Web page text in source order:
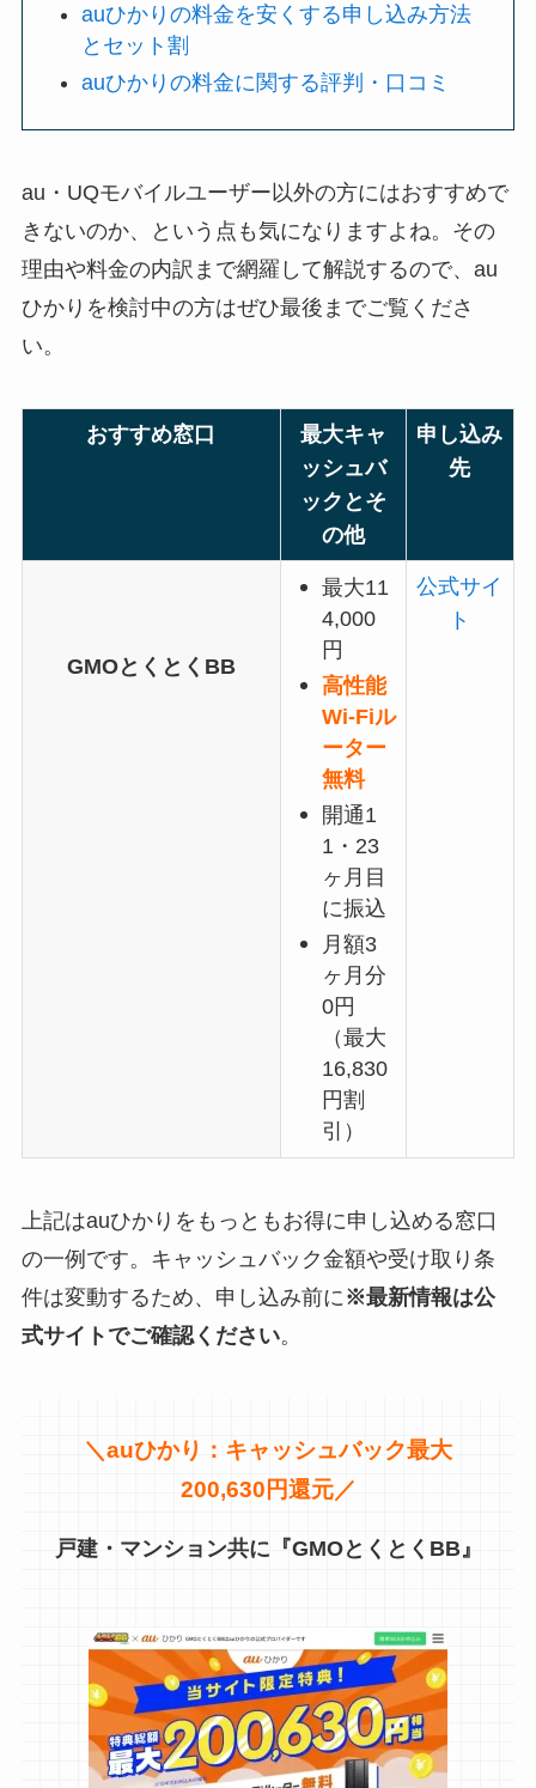
auひかりの料金を安くする申し込み方法
とセット割
auひかりの料金に関する評判・口コミ
au・UQモバイルユーザー以外の方にはおすすめで
きないのか、という点も気になりますよね。その
理由や料金の内訳まで網羅して解説するので、au
ひかりを検討中の方はぜひ最後までご覧くださ
い。
おすすめ窓口
最大キャ
ッシュバ
ックとそ
の他
申し込み
先
GMOとくとくBB
最大11
4,000
円
高性能
Wi-Fiル
ーター
無料
開通1
1・23
ヶ月目
に振込
月額3
ヶ月分
0円
（最大
16,830
円割
引）
公式サイ
ト
上記はauひかりをもっともお得に申し込める窓口
の一例です。キャッシュバック金額や受け取り条
件は変動するため、申し込み前に ※最新情報は公
式サイトでご確認ください。
＼auひかり：キャッシュバック最大
200,630円還元／
戸建・マンション共に『GMOとくとくBB』